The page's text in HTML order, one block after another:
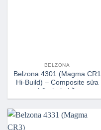
BELZONA
Belzona 4301 (Magma CR1
Hi-Build) – Composite sửa
chữa hai phần